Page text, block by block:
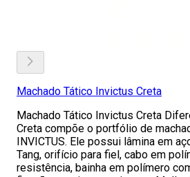
Machado Tático Invictus Creta
Machado Tático Invictus Creta
Creta compõe o portfólio de
INVICTUS. Ele possui lâmina em
Tang, orifício para fiel, cabo em
resistência, bainha em polímero